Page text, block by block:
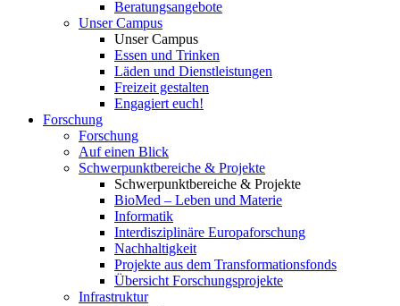
Beratungsangebote
Unser Campus
Unser Campus
Essen und Trinken
Läden und Dienstleistungen
Freizeit gestalten
Engagiert euch!
Forschung
Forschung
Auf einen Blick
Schwerpunktbereiche & Projekte
Schwerpunktbereiche & Projekte
BioMed – Leben und Materie
Informatik
Interdisziplinäre Europaforschung
Nachhaltigkeit
Projekte aus dem Transformationsfonds
Übersicht Forschungsprojekte
Infrastruktur